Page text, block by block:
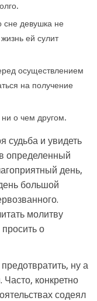
сне девушка не
ей сулит
осуществлением
на получение
ни о чем другом.
судьба и увидеть
определенный
день,
большой
молитву
о
ну а
Часто, конкретно
содеял